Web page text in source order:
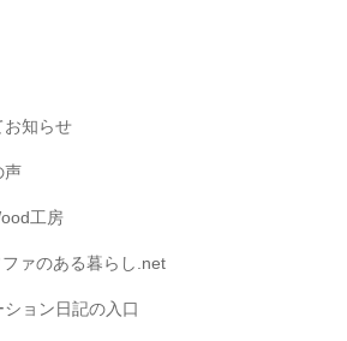
お知らせ
声
工房
ァのある暮らし.net
ョン日記の入口